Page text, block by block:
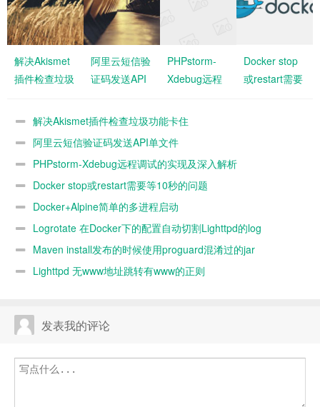
解决Akismet
插件检查垃圾
阿里云短信验
证码发送API
PHPstorm-
Xdebug远程
深入解析
Docker stop
或restart需要
解决Akismet插件检查垃圾功能卡住
阿里云短信验证码发送API单文件
PHPstorm-Xdebug远程调试的实现及深入解析
Docker stop或restart需要等10秒的问题
Docker+Alpine简单的多进程启动
Logrotate 在Docker下的配置自动切割Lighttpd的log
Maven install发布的时候使用proguard混淆过的jar
Lighttpd 无www地址跳转有www的正则
发表我的评论